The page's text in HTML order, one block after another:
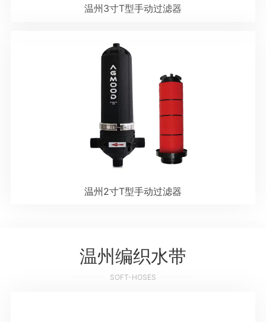
温州3寸T型手动过滤器
温州2寸T型手动过滤器
温州编织水带
SOFT-HOSES